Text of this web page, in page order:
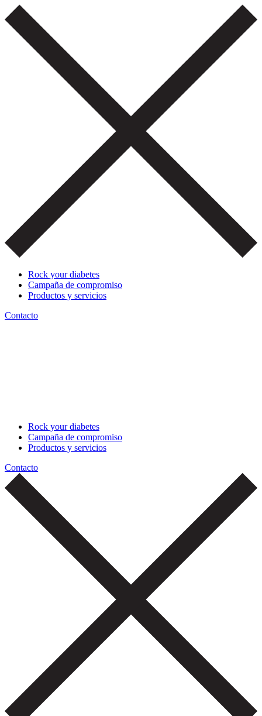
Rock your diabetes
Campaña de compromiso
Productos y servicios
Contacto
Rock your diabetes
Campaña de compromiso
Productos y servicios
Contacto